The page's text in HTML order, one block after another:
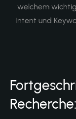
welchem
Intent und